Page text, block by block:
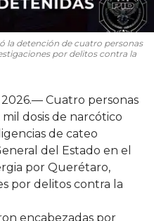
la detención de cuatro personas
por delitos contra la
Cuatro personas
dosis de narcótico
de cateo
del Estado en el
por Querétaro,
por delitos contra la
encabezadas por